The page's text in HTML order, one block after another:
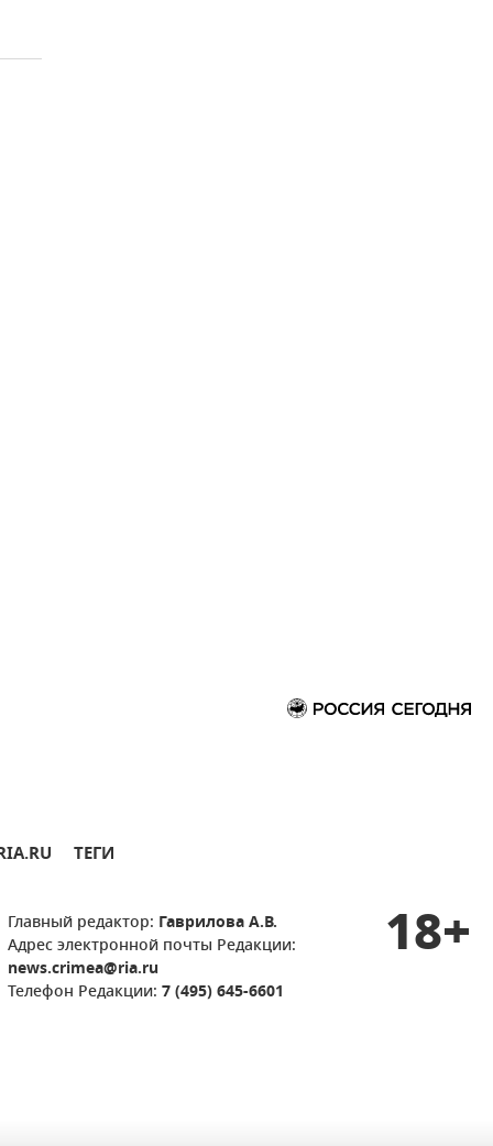
ТЕГИ
Главный редактор: Гаврилова А.В.
Адрес электронной почты Редакции:
news.crimea@ria.ru
Телефон Редакции: 7 (495) 645-6601
18+